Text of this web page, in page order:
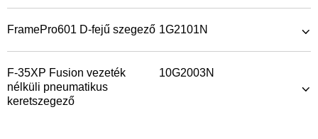
FramePro601 D-fejű szegező 1G2101N
F-35XP Fusion vezeték
nélküli pneumatikus
keretszegező
10G2003N